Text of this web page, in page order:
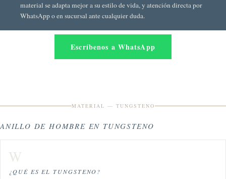
material se adapta mejor a su estilo de vida, y atención directa por
WhatsApp o en sucursal ante cualquier duda.
Escríbenos a WhatsApp
MATERIAL — TUNGSTENO
ANILLO DE HOMBRE EN TUNGSTENO
W
¿QUÉ ES EL TUNGSTENO?